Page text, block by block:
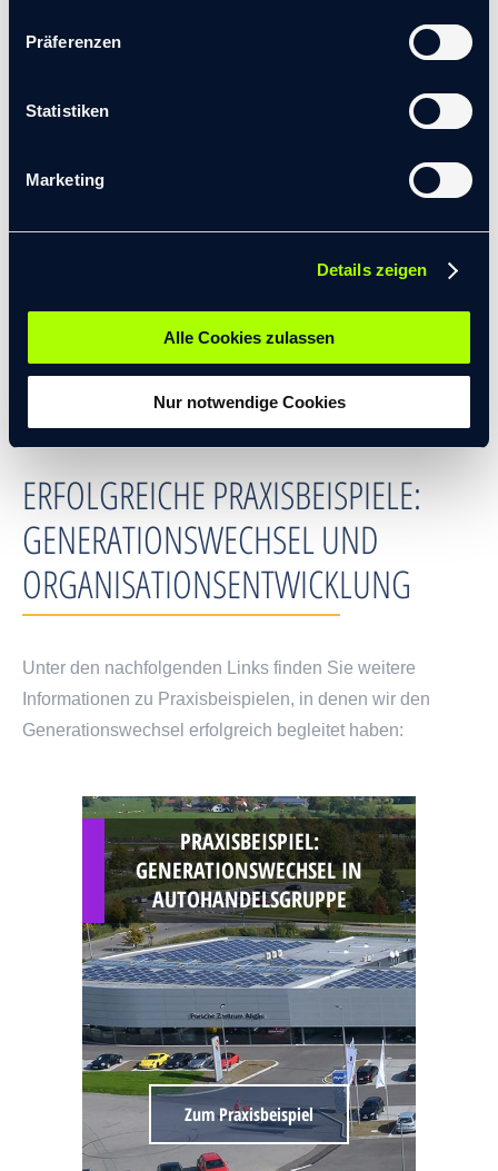
Präferenzen
Statistiken
Marketing
Details zeigen
Alle Cookies zulassen
Nur notwendige Cookies
MÖCHTEN SIE MEHR ERFAHREN?
Haben Sie noch weitere Fragen oder sind Sie neugierig
auf transformis® geworden? Gerne treten wir mit Ihnen in
persönlichen Kontakt, um uns und unsere
Dienstleistungen vorzustellen. Wir freuen uns, von Ihnen
KOSTENLOS INFORMATIONEN ANFORDERN
ERFOLGREICHE PRAXISBEISPIELE:
GENERATIONSWECHSEL UND
ORGANISATIONS­ENTWICKLUNG
Unter den nachfolgenden Links finden Sie weitere
Informationen zu Praxisbeispielen, in denen wir den
Generationswechsel erfolgreich begleitet haben:
PRAXISBEISPIEL:
GENERATIONSWECHSEL IN
AUTOHANDELS­GRUPPE
Zum Praxisbeispiel